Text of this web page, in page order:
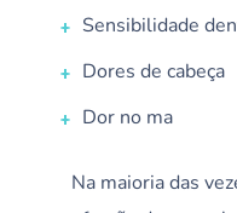
Sensibilidade
Dores de cabeça
Dor no ma
Na maioria das